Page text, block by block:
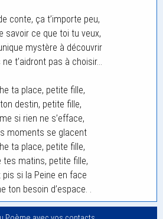
conte, ça t’importe peu,
savoir ce que toi tu veux,
mystère à découvrir
t’aidront pas à choisir…
ta place, petite fille,
destin, petite fille,
si rien ne s’efface,
moments se glacent
ta place, petite fille,
tes matins, petite fille,
pis si la Peine en face
ton besoin d’espace. .